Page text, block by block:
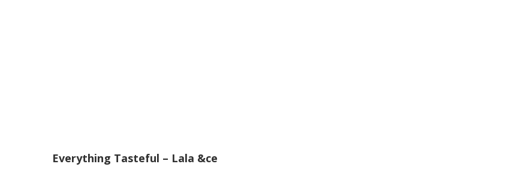
Everything Tasteful – Lala &ce